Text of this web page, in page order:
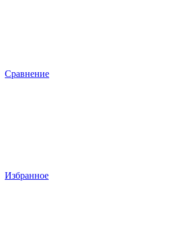
Сравнение
Избранное